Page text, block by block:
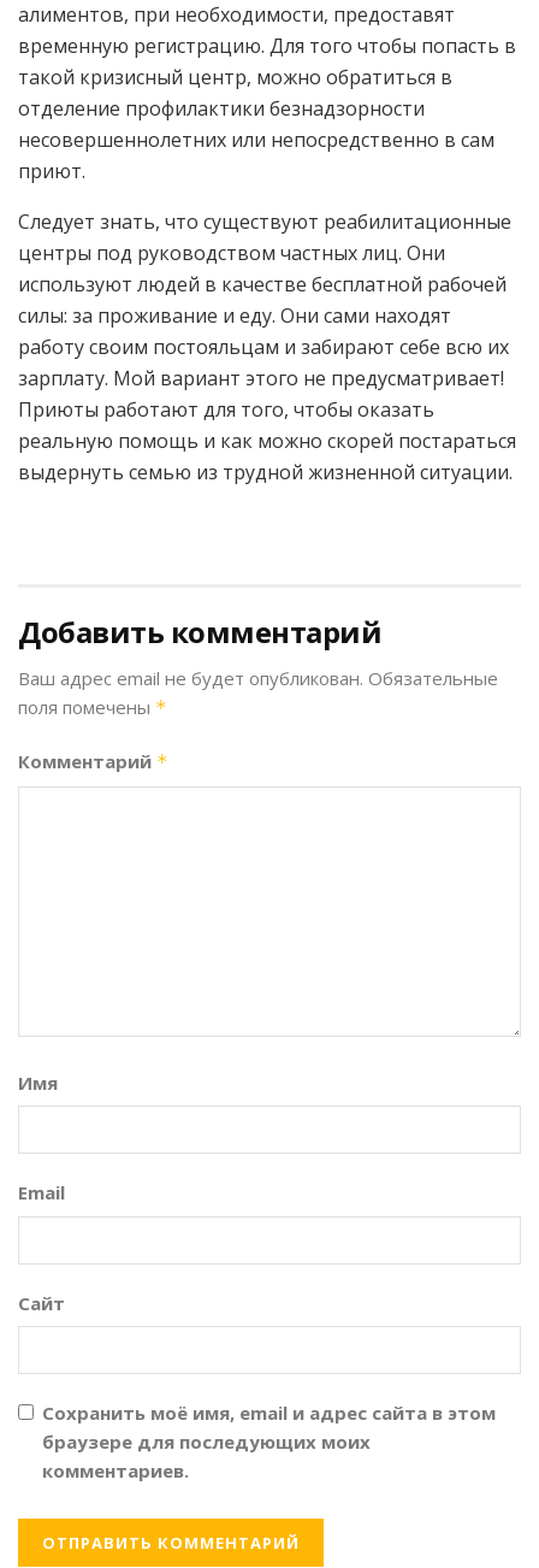
алиментов, при необходимости, предоставят
временную регистрацию. Для того чтобы попасть в
такой кризисный центр, можно обратиться в
отделение профилактики безнадзорности
несовершеннолетних или непосредственно в сам
приют.
Следует знать, что существуют реабилитационные
центры под руководством частных лиц. Они
используют людей в качестве бесплатной рабочей
силы: за проживание и еду. Они сами находят
работу своим постояльцам и забирают себе всю их
зарплату. Мой вариант этого не предусматривает!
Приюты работают для того, чтобы оказать
реальную помощь и как можно скорей постараться
выдернуть семью из трудной жизненной ситуации.
Добавить комментарий
Ваш адрес email не будет опубликован. Обязательные
поля помечены *
Комментарий *
Имя
Email
Сайт
Сохранить моё имя, email и адрес сайта в этом
браузере для последующих моих
комментариев.